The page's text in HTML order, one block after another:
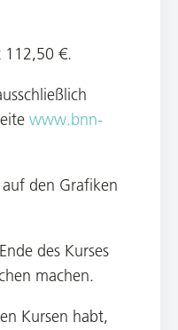
112,50 €.
www.bnn-
den Grafiken
des Kurses
machen.
Kursen habt,